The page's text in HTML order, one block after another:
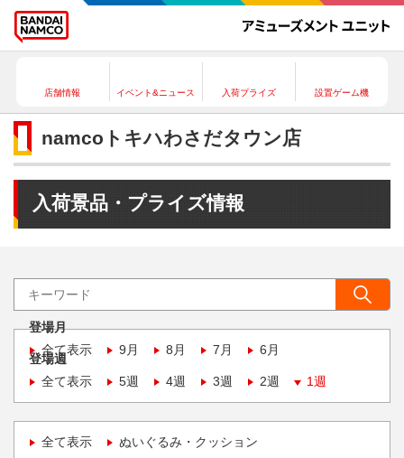
店舗情報 イベント&ニュース 入荷プライズ 設置ゲーム機
namcoトキハわさだタウン店
入荷景品・プライズ情報
登場月
全て表示
9月 8月 7月 6月
登場週
全て表示
5週 4週 3週 2週 1週
全て表示 ぬいぐるみ・クッション